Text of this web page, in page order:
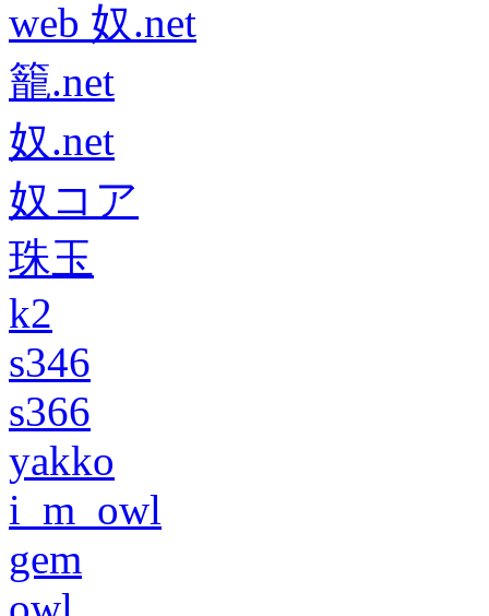
web 奴.net
籠.net
奴.net
奴コア
珠玉
k2
s346
s366
yakko
i_m_owl
gem